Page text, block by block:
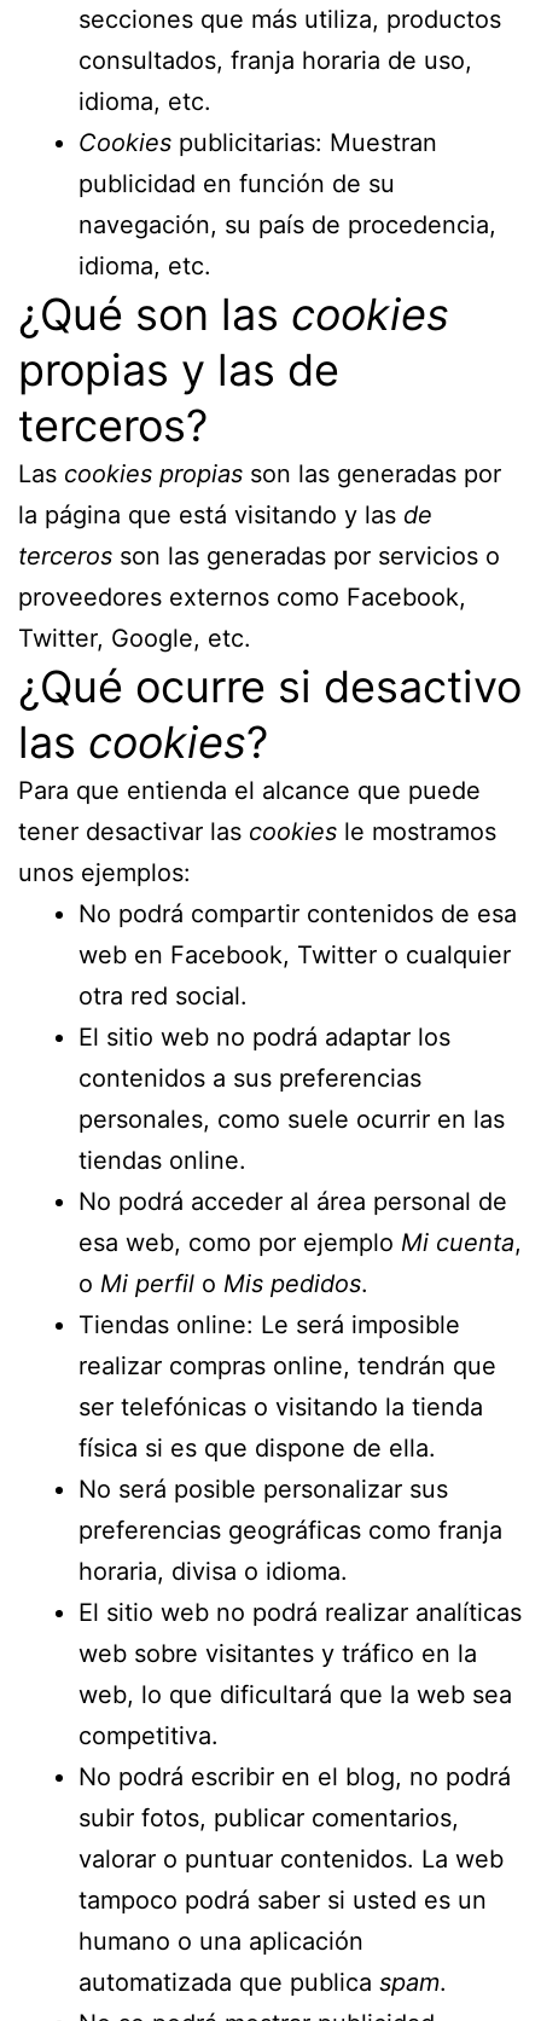
secciones que más utiliza, productos
consultados, franja horaria de uso,
idioma, etc.
Cookies publicitarias: Muestran
publicidad en función de su
navegación, su país de procedencia,
idioma, etc.
¿Qué son las cookies
propias y las de
terceros?
Las cookies propias son las generadas por
la página que está visitando y las de
terceros son las generadas por servicios o
proveedores externos como Facebook,
Twitter, Google, etc.
¿Qué ocurre si desactivo
las cookies?
Para que entienda el alcance que puede
tener desactivar las cookies le mostramos
unos ejemplos:
No podrá compartir contenidos de esa
web en Facebook, Twitter o cualquier
otra red social.
El sitio web no podrá adaptar los
contenidos a sus preferencias
personales, como suele ocurrir en las
tiendas online.
No podrá acceder al área personal de
esa web, como por ejemplo Mi cuenta,
o Mi perfil o Mis pedidos.
Tiendas online: Le será imposible
realizar compras online, tendrán que
ser telefónicas o visitando la tienda
física si es que dispone de ella.
No será posible personalizar sus
preferencias geográficas como franja
horaria, divisa o idioma.
El sitio web no podrá realizar analíticas
web sobre visitantes y tráfico en la
web, lo que dificultará que la web sea
competitiva.
No podrá escribir en el blog, no podrá
subir fotos, publicar comentarios,
valorar o puntuar contenidos. La web
tampoco podrá saber si usted es un
humano o una aplicación
automatizada que publica spam.